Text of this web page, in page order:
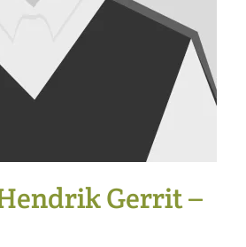
Gerrit –